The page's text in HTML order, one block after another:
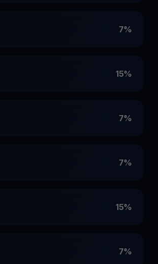
7%
15%
7%
7%
15%
7%